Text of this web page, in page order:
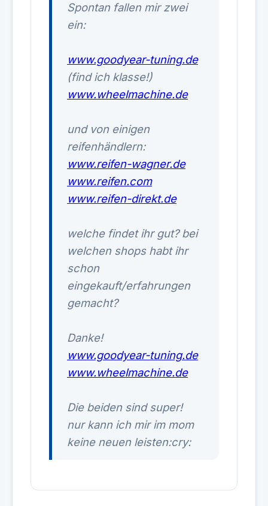
Spontan fallen mir zwei
ein:
www.goodyear-tuning.de
(find ich klasse!)
www.wheelmachine.de
und von einigen
reifenhändlern:
www.reifen-wagner.de
www.reifen.com
www.reifen-direkt.de
welche findet ihr gut? bei
welchen shops habt ihr
schon
eingekauft/erfahrungen
gemacht?
Danke!
www.goodyear-tuning.de
www.wheelmachine.de
Die beiden sind super!
nur kann ich mir im mom
keine neuen leisten:cry: